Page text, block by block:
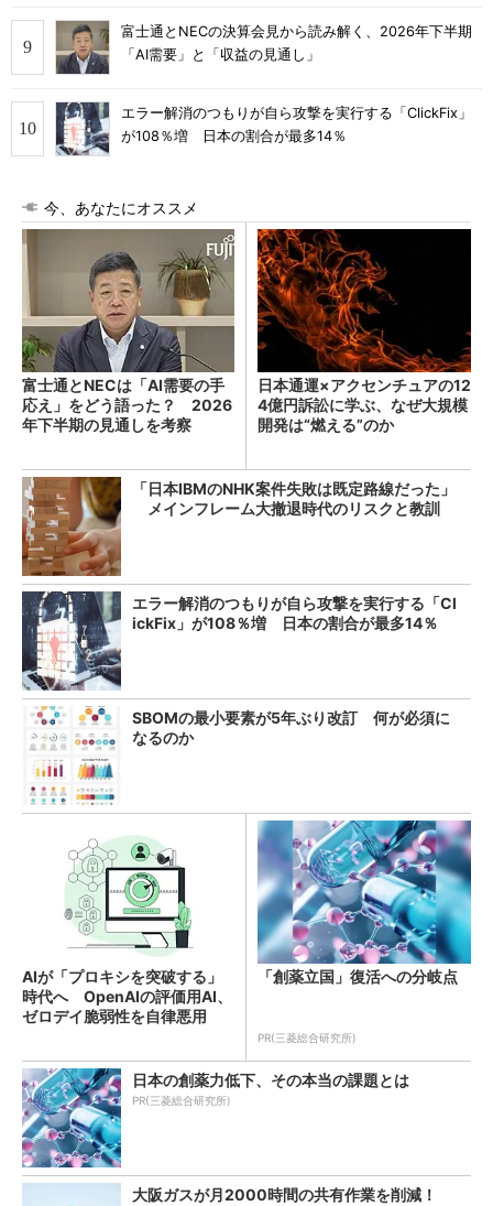
富士通とNECの決算会見から読み解く、2026年下半期
「AI需要」と「収益の見通し」
エラー解消のつもりが自ら攻撃を実行する「ClickFix」
が108％増 日本の割合が最多14％
今、あなたにオススメ
富士通とNECは「AI需要の手
応え」をどう語った？ 2026
年下半期の見通しを考察
日本通運×アクセンチュアの12
4億円訴訟に学ぶ、なぜ大規模
開発は“燃える”のか
「日本IBMのNHK案件失敗は既定路線だった」
メインフレーム大撤退時代のリスクと教訓
エラー解消のつもりが自ら攻撃を実行する「Cl
ickFix」が108％増 日本の割合が最多14％
SBOMの最小要素が5年ぶり改訂 何が必須に
なるのか
AIが「プロキシを突破する」
時代へ OpenAIの評価用AI、
ゼロデイ脆弱性を自律悪用
「創薬立国」復活への分岐点
PR(三菱総合研究所)
日本の創薬力低下、その本当の課題とは
PR(三菱総合研究所)
大阪ガスが月2000時間の共有作業を削減！